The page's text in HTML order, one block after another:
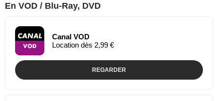
En VOD / Blu-Ray, DVD
Canal VOD
Location dès 2,99 €
REGARDER